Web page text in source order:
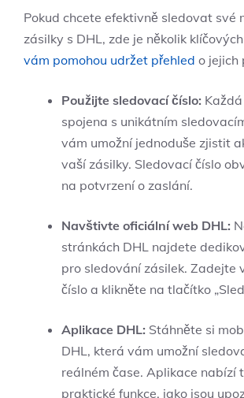
Pokud chcete efektivně sledovat své
zásilky s DHL, zde je několik
vám pomohou udržet přehled o jejich
Použijte sledovací číslo:
spojena s unikátním
vám umožní jednoduše zjistit
vaší zásilky. Sledovací číslo
na potvrzení o zaslání.
Navštivte oficiální web DHL:
stránkách DHL najdete
pro sledování zásilek. Zadejte
číslo a klikněte na tlačítko
Aplikace DHL: Stáhněte si
DHL, která vám umožní
reálném čase. Aplikace nabízí
praktické funkce, jako jsou